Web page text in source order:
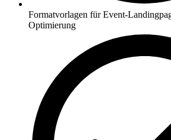
Formatvorlagen für Event-
Optimierung